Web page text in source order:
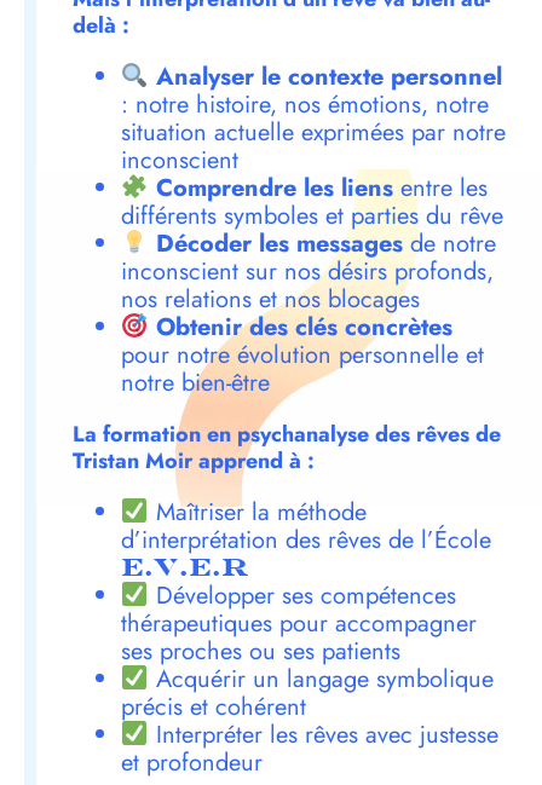
delà :
Analyser le contexte personnel
: notre histoire, nos émotions, notre
situation actuelle exprimées par notre
inconscient
Comprendre les liensentre les
différents symboles et parties du rêve
Décoder les messagesde notre
inconscient sur nos désirs profonds,
nos relations et nos blocages
Obtenir des clés concrètes
pour notre évolution personnelle et
notre bien-être
La formation en psychanalyse des rêves de
Tristan Moir apprend à :
Maîtriser la méthode
d’interprétation des rêves de l’École
E.V.E.R
Développer ses compétences
thérapeutiques pour accompagner
ses proches ou ses patients
Acquérir un langage symbolique
précis et cohérent
Interpréter les rêves avec justesse
et profondeur